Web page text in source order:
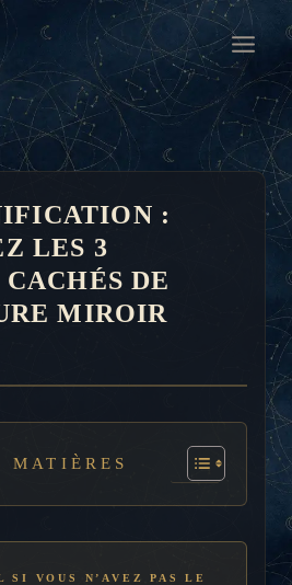
:
LES 3
DE
MIROIR
MATIÈRES
SI VOUS N’AVEZ PAS LE